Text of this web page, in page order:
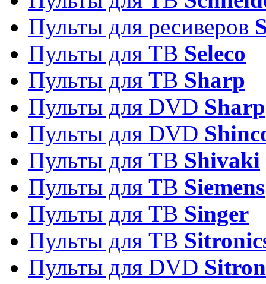
Пульты для ресиверов
Пульты для ТВ Seleco
Пульты для ТВ Sharp
Пульты для DVD Sharp
Пульты для DVD
Пульты для ТВ Shivaki
Пульты для ТВ Siemens
Пульты для ТВ Singer
Пульты для ТВ
Пульты для DVD